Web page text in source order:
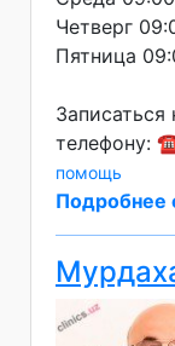
Четверг
Пятница
телефону:
помощь
Подробнее